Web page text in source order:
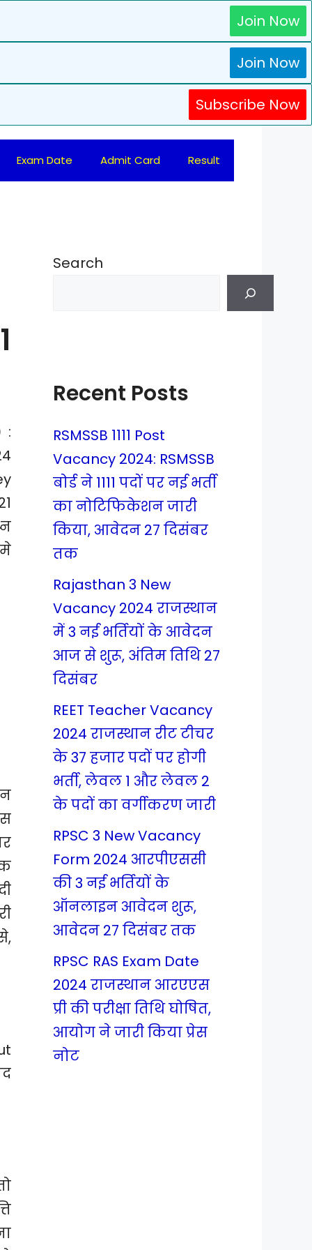
Join Now
Join Now
Subscribe Now
Exam Date Admit Card Result
:
Search
Recent Posts
RSMSSB 1111 Post
Vacancy 2024: RSMSSB
बोर्ड ने 1111 पदों पर नई भर्ती
का नोटिफिकेशन जारी
किया, आवेदन 27 दिसंबर
तक
Rajasthan 3 New
Vacancy 2024 राजस्थान
में 3 नई भर्तियों के आवेदन
आज से शुरू, अंतिम तिथि 27
दिसंबर
REET Teacher Vacancy
2024 राजस्थान रीट टीचर
के 37 हजार पदों पर होगी
भर्ती, लेवल 1 और लेवल 2
के पदों का वर्गीकरण जारी
RPSC 3 New Vacancy
Form 2024 आरपीएससी
की 3 नई भर्तियों के
ऑनलाइन आवेदन शुरू,
आवेदन 27 दिसंबर तक
RPSC RAS Exam Date
2024 राजस्थान आरएएस
प्री की परीक्षा तिथि घोषित,
आयोग ने जारी किया प्रेस
नोट